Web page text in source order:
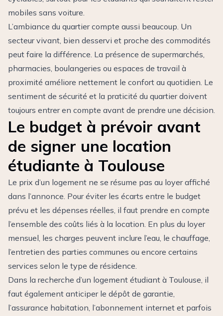
mobiles sans voiture.
L’ambiance du quartier compte aussi beaucoup. Un
secteur vivant, bien desservi et proche des commodités
peut faire la différence. La présence de supermarchés,
pharmacies, boulangeries ou espaces de travail à
proximité améliore nettement le confort au quotidien. Le
sentiment de sécurité et la praticité du quartier doivent
toujours entrer en compte avant de prendre une décision.
Le budget à prévoir avant
de signer une location
étudiante à Toulouse
Le prix d’un logement ne se résume pas au loyer affiché
dans l’annonce. Pour éviter les écarts entre le budget
prévu et les dépenses réelles, il faut prendre en compte
l’ensemble des coûts liés à la location. En plus du loyer
mensuel, les charges peuvent inclure l’eau, le chauffage,
l’entretien des parties communes ou encore certains
services selon le type de résidence.
Dans la recherche d’un logement étudiant à Toulouse, il
faut également anticiper le dépôt de garantie,
l’assurance habitation, l’abonnement internet et parfois